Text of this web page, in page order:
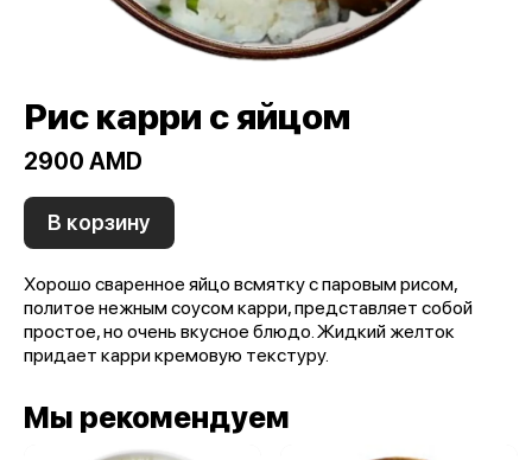
Рис карри с яйцом
2900 AMD
В корзину
Хорошо сваренное яйцо всмятку с паровым рисом,
политое нежным соусом карри, представляет собой
простое, но очень вкусное блюдо. Жидкий желток
придает карри кремовую текстуру.
Мы рекомендуем